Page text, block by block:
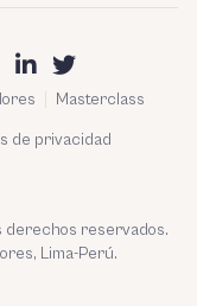
Masterclass
de privacidad
derechos reservados.
Lima-Perú.